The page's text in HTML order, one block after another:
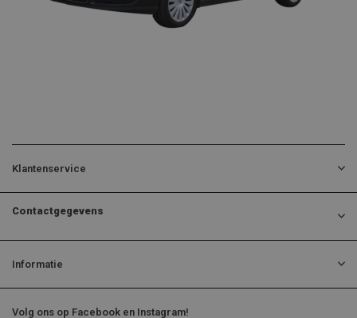
Klantenservice
Contactgegevens
Informatie
Volg ons op Facebook en Instagram!